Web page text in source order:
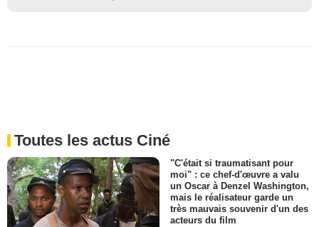
Toutes les actus Ciné
"C'était si traumatisant pour
moi" : ce chef-d'œuvre a valu
un Oscar à Denzel Washington,
mais le réalisateur garde un
très mauvais souvenir d'un des
acteurs du film